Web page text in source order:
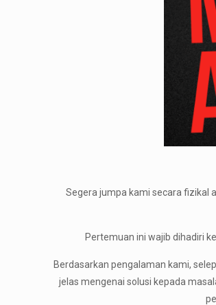
Segera jumpa kami secara fizikal
Pertemuan ini wajib dihadiri
Berdasarkan pengalaman kami,
jelas mengenai solusi kepada